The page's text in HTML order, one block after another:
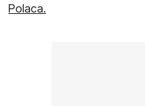
Polaca.